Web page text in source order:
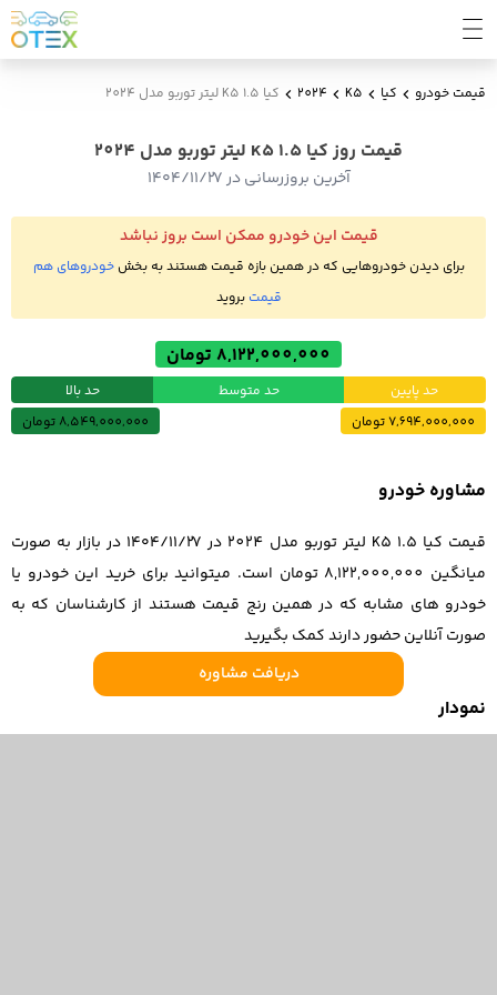
قیمت خودرو کیا K5
2024 کیا K5 1.5 لیتر توربو مدل 2024
قیمت روز کیا K5 1.5 لیتر توربو مدل 2024
آخرین بروزرسانی در ۱۴۰۴/۱۱/۲۷
قیمت این خودرو ممکن است بروز نباشد
برای دیدن خودروهایی که در همین بازه قیمت هستند به بخش خودروهای هم
قیمتبروید
7,694,000,000 تومان
8,122,000,000 تومان
8,549,000,000 تومان
حد پایین حد متوسط حد بالا
مشاوره خودرو
قیمت کیا K5 1.5 لیتر توربو مدل 2024 در ۱۴۰۴/۱۱/۲۷ در بازار به صورت
میانگین 8,122,000,000 تومان است. میتوانید برای خرید این خودرو یا
خودرو های مشابه که در همین رنج قیمت هستند از کارشناسان که به
صورت آنلاین حضور دارند کمک بگیرید
دریافت مشاوره
نمودار